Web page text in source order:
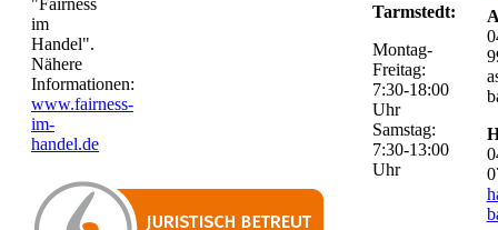
"Fairness
im
Handel".
Nähere
Informationen:
www.fairness-
im-
handel.de
Tarmstedt:
Montag-
Freitag:
7:30-18:00
Uhr
Samstag:
7:30-13:00
Uhr